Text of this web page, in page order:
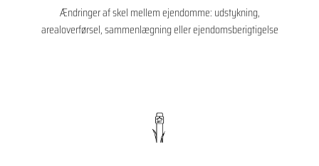
Ændringer af skel mellem ejendomme: udstykning,
arealoverførsel, sammenlægning eller ejendomsberigtigelse